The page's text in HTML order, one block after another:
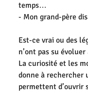
temps…
- Mon grand-père
Est-ce vrai ou des
n’ont pas su
La curiosité et les
donne à rechercher
permettent d’ouvrir